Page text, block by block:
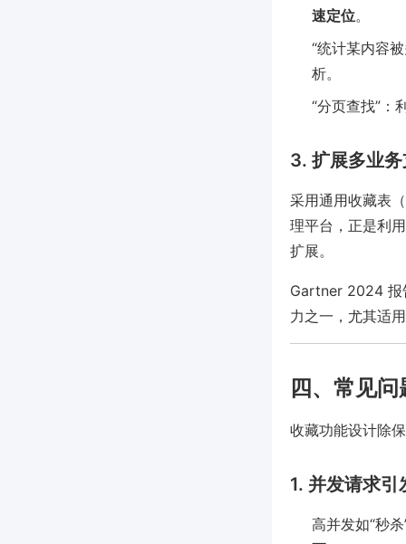
速定位。
“统计某内容
析。
“分页查找”：
3. 扩展多业
采用通用收藏表
理平台，正是利
扩展。
Gartner 2024 报
力之一，尤其适
四、常见
收藏功能设计除
1. 并发请求引
高并发如“秒